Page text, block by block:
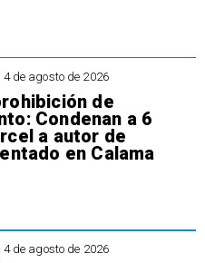
4 de agosto de 2026
de
Condenan a 6
a autor de
en Calama
4 de agosto de 2026